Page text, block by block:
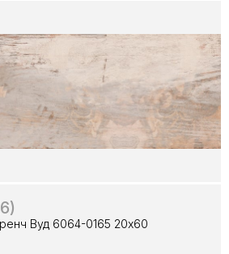
Вуд 6064-0165 20x60